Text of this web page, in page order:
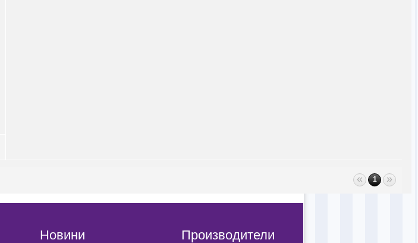
« 1 »
Новини Производители